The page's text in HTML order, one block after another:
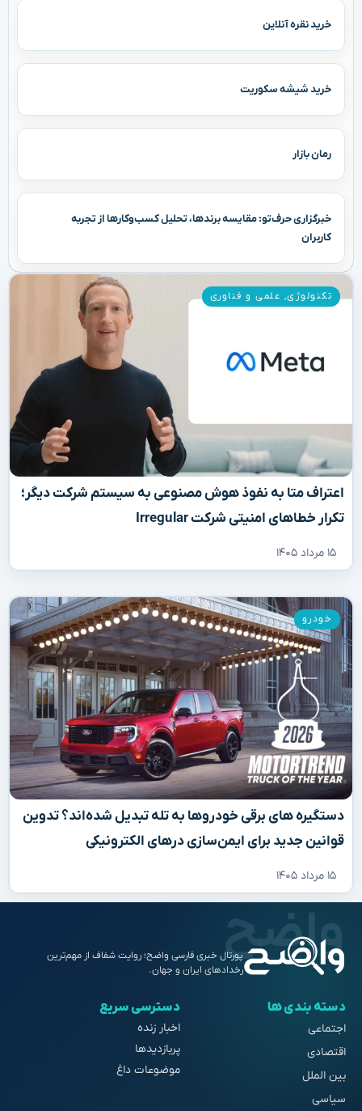
خرید نقره آنلاین
خرید شیشه سکوریت
رمان بازار
خبرگزاری حرف‌تو: مقایسه برندها، تحلیل کسب‌وکارها از تجربه
کاربران
اعتراف متا به نفوذ هوش مصنوعی به سیستم شرکت دیگر؛
تکرار خطاهای امنیتی شرکت Irregular
۱۵ مرداد ۱۴۰۵
تکنولوژی, علمی و فناوری
دستگیره‌ های برقی خودروها به تله تبدیل شده‌اند؟ تدوین
قوانین جدید برای ایمن‌سازی درهای الکترونیکی
۱۵ مرداد ۱۴۰۵
خودرو
پورتال خبری فارسی واضح؛ روایت شفاف از مهم‌ترین
رخدادهای ایران و جهان.
دسته بندی ها
اجتماعی
اقتصادی
بین الملل
سیاسی
دسترسی سریع
اخبار زنده
پربازدیدها
موضوعات داغ